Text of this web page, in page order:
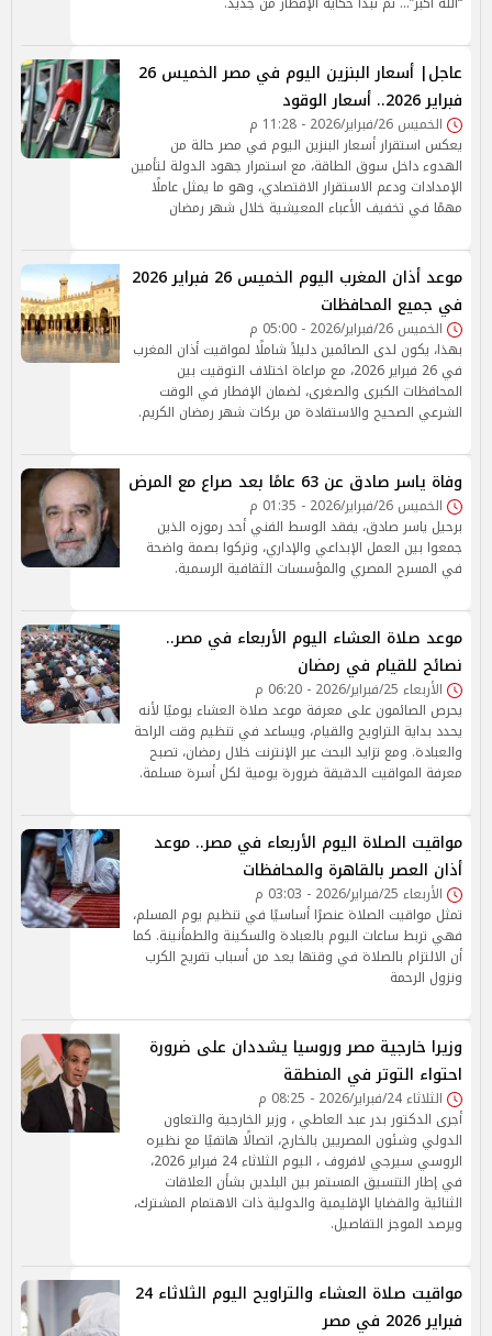
عاجل| أسعار البنزين اليوم في مصر الخميس 26
فبراير 2026.. أسعار الوقود
الخميس 26/فبراير/2026 - 11:28 م
يعكس استقرار أسعار البنزين اليوم في مصر حالة من
الهدوء داخل سوق الطاقة، مع استمرار جهود الدولة لتأمين
الإمدادات ودعم الاستقرار الاقتصادي، وهو ما يمثل عاملًا
مهمًا في تخفيف الأعباء المعيشية خلال شهر رمضان
موعد أذان المغرب اليوم الخميس 26 فبراير 2026
في جميع المحافظات
الخميس 26/فبراير/2026 - 05:00 م
بهذا، يكون لدى الصائمين دليلاً شاملًا لمواقيت أذان المغرب
في 26 فبراير 2026، مع مراعاة اختلاف التوقيت بين
المحافظات الكبرى والصغرى، لضمان الإفطار في الوقت
الشرعي الصحيح والاستفادة من بركات شهر رمضان الكريم.
وفاة ياسر صادق عن 63 عامًا بعد صراع مع المرض
الخميس 26/فبراير/2026 - 01:35 م
برحيل ياسر صادق، يفقد الوسط الفني أحد رموزه الذين
جمعوا بين العمل الإبداعي والإداري، وتركوا بصمة واضحة
في المسرح المصري والمؤسسات الثقافية الرسمية.
موعد صلاة العشاء اليوم الأربعاء في مصر..
نصائح للقيام في رمضان
الأربعاء 25/فبراير/2026 - 06:20 م
يحرص الصائمون على معرفة موعد صلاة العشاء يوميًا لأنه
يحدد بداية التراويح والقيام، ويساعد في تنظيم وقت الراحة
والعبادة. ومع تزايد البحث عبر الإنترنت خلال رمضان، تصبح
معرفة المواقيت الدقيقة ضرورة يومية لكل أسرة مسلمة.
مواقيت الصلاة اليوم الأربعاء في مصر.. موعد
أذان العصر بالقاهرة والمحافظات
الأربعاء 25/فبراير/2026 - 03:03 م
تمثل مواقيت الصلاة عنصرًا أساسيًا في تنظيم يوم المسلم،
فهي تربط ساعات اليوم بالعبادة والسكينة والطمأنينة. كما
أن الالتزام بالصلاة في وقتها يعد من أسباب تفريج الكرب
ونزول الرحمة
وزيرا خارجية مصر وروسيا يشددان على ضرورة
احتواء التوتر في المنطقة
الثلاثاء 24/فبراير/2026 - 08:25 م
أجرى الدكتور بدر عبد العاطي ، وزير الخارجية والتعاون
الدولي وشئون المصريين بالخارج، اتصالًا هاتفيًا مع نظيره
الروسي سيرجي لافروف ، اليوم الثلاثاء 24 فبراير 2026،
في إطار التنسيق المستمر بين البلدين بشأن العلاقات
الثنائية والقضايا الإقليمية والدولية ذات الاهتمام المشترك،
ويرصد الموجز التفاصيل.
مواقيت صلاة العشاء والتراويح اليوم الثلاثاء 24
فبراير 2026 في مصر